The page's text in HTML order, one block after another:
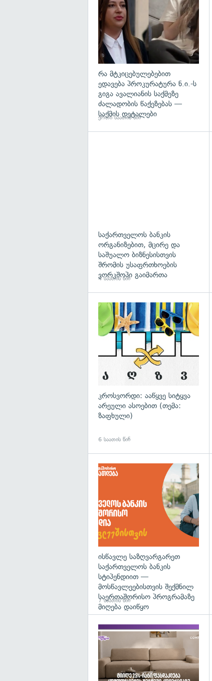
რა მტკიცებულებებით
ედავება პროკურატურა ნ.ი.-ს
გიგა ავალიანის საქმეზე
ძალადობის წაქეზებას —
საქმის დეტალები
ერთი საათის წინ
საქართველოს ბანკის
ორგანიზებით, მცირე და
საშუალო ბიზნესისთვის
შრომის უსაფრთხოების
ვორკშოპი გაიმართა
4 საათის წინ
კროსვორდი: ააწყვე სიტყვა
არეული ასოებით (თემა:
ზაფხული)
6 საათის წინ
ისწავლე საზღვარგარეთ
საქართველოს ბანკის
სტიპენდიით —
მოსწავლეებისთვის შექმნილ
საერთაშორისო პროგრამაზე
მიღება დაიწყო
7 საათის წინ